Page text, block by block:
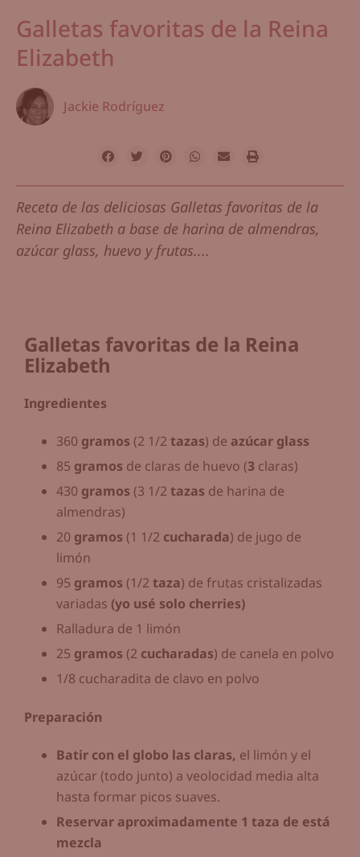
Galletas favoritas de la Reina
Elizabeth
Jackie Rodríguez
Receta de las deliciosas Galletas favoritas de la
Reina Elizabeth a base de harina de almendras,
azúcar glass, huevo y frutas....
Galletas favoritas de la Reina
Elizabeth
Ingredientes
360 gramos (2 1/2 tazas) de azúcar glass
85 gramos de claras de huevo (3 claras)
430 gramos (3 1/2 tazas de harina de
almendras)
20 gramos (1 1/2 cucharada) de jugo de
limón
95 gramos (1/2 taza) de frutas cristalizadas
variadas (yo usé solo cherries)
Ralladura de 1 limón
25 gramos (2 cucharadas) de canela en polvo
1/8 cucharadita de clavo en polvo
Preparación
Batir con el globo las claras, el limón y el
azúcar (todo junto) a veolocidad media alta
hasta formar picos suaves.
Reservar aproximadamente 1 taza de está
mezcla